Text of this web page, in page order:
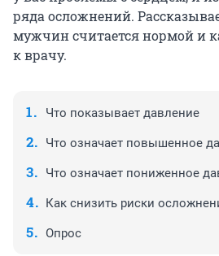
ряда осложнений.
мужчин считается нормой и
к врачу.
Что показывает давление
Что означает повышенное
Что означает пониженное
Как снизить риски
Опрос